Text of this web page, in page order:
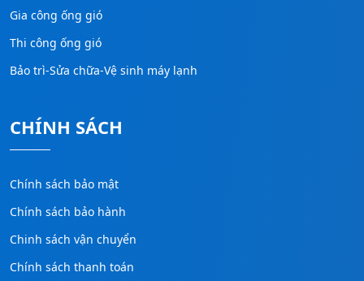
Gia công ống gió
Thi công ống gió
Bảo trì-Sửa chữa-Vệ sinh máy lạnh
CHÍNH SÁCH
Chính sách bảo mật
Chính sách bảo hành
Chinh sách vận chuyển
Chính sách thanh toán